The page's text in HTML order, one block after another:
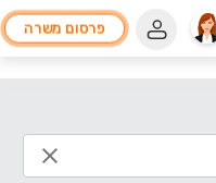
פרסום משרה